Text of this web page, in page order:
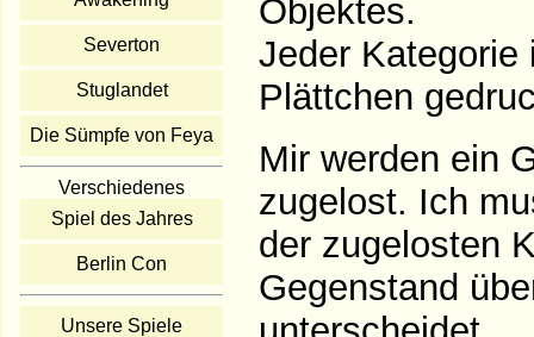
Severton
Stuglandet
Die Sümpfe von Feya
Verschiedenes
Spiel des Jahres
Berlin Con
Unsere Spiele
Objektes.
Jeder Kategorie
Plättchen
Mir werden ein
zugelost. Ich
der zugelosten
Gegenstand